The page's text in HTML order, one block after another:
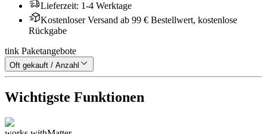
Lieferzeit: 1-4 Werktage
Kostenloser Versand ab 99 € Bestellwert, kostenlose
Rückgabe
tink Paketangebote
Oft gekauft / Anzahl
Wichtigste Funktionen